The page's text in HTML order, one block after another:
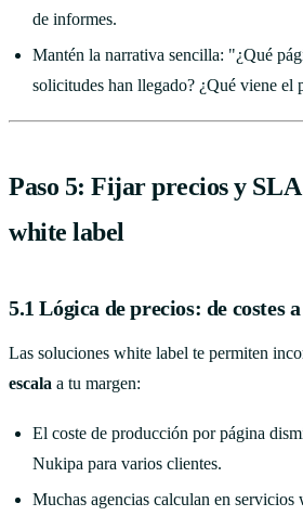
de informes.
Mantén la narrativa sencilla: "¿Qué
solicitudes han llegado? ¿Qué viene el
Paso 5: Fijar precios y
white label
5.1 Lógica de precios: de costes
Las soluciones white label te permiten
escala a tu margen:
El coste de producción por página
Nukipa para varios clientes.
Muchas agencias calculan en